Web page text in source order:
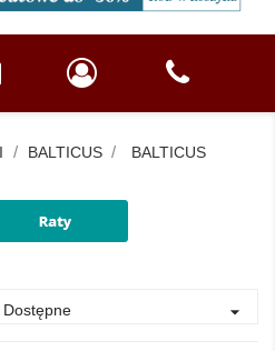
BALTICUS
BALTICUS
Sortuj Dostępne 